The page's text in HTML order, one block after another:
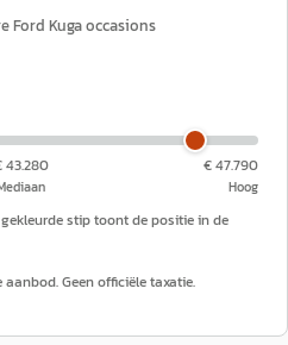
Ford Kugaoccasions
43.280 € 47.790
Hoog
stip toont de positie in de
Geen officiële taxatie.